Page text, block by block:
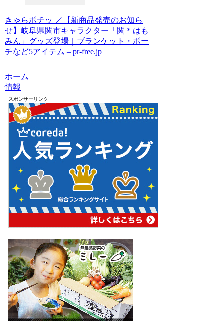
きゃらポチッ ／【新商品発売のお知ら
せ】岐阜県関市キャラクター「関＊はも
みん」グッズ登場｜ブランケット・ポー
チなど5アイテム – pr-free.jp
ホーム
情報
スポンサーリンク